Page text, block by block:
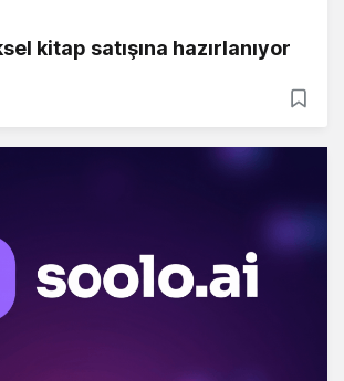
kitap satışına hazırlanıyor